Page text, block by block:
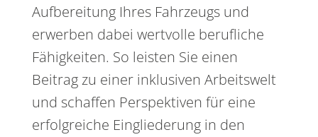
Aufbereitung Ihres Fahrzeugs und
erwerben dabei wertvolle berufliche
Fähigkeiten. So leisten Sie einen
Beitrag zu einer inklusiven Arbeitswelt
und schaffen Perspektiven für eine
erfolgreiche Eingliederung in den